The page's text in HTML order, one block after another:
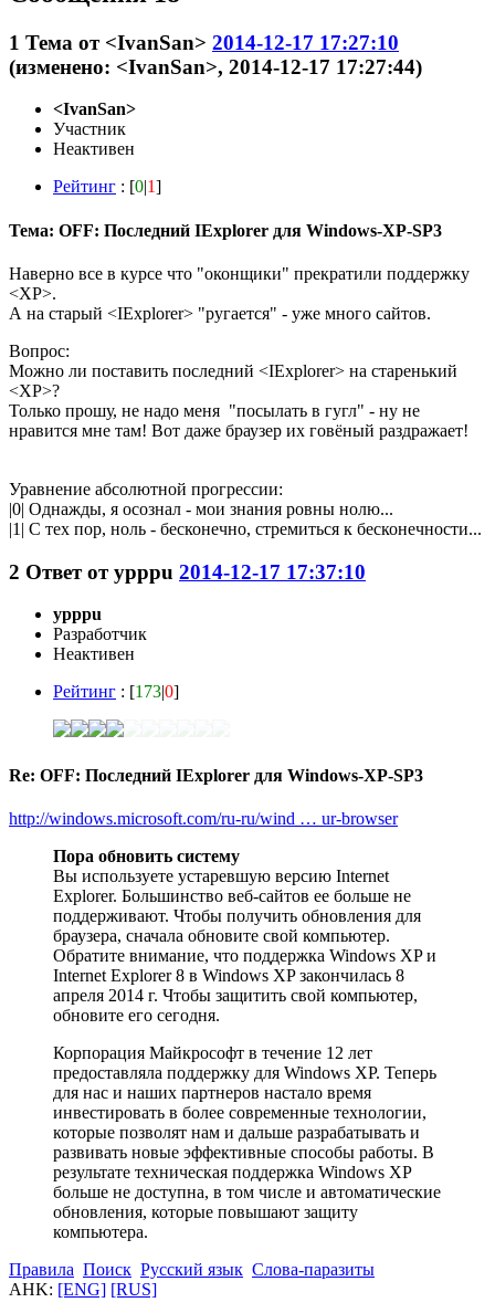
1 Тема от <IvanSan> 2014-12-17 17:27:10
(изменено: <IvanSan>, 2014-12-17 17:27:44)
<IvanSan>
Участник
Неактивен
Рейтинг : [0|1]
Тема: OFF: Последний IExplorer для Windows-XP-SP3
Наверно все в курсе что "оконщики" прекратили поддержку
<ХР>.
А на старый <IExplorer> "ругается" - уже много сайтов.
Вопрос:
Можно ли поставить последний <IExplorer> на старенький
<ХР>?
Только прошу, не надо меня "посылать в гугл" - ну не
нравится мне там! Вот даже браузер их говёный раздражает!
Уравнение абсолютной прогрессии:
|0| Однажды, я осознал - мои знания ровны нолю...
|1| С тех пор, ноль - бесконечно, стремиться к бесконечности...
2 Ответ отypppu 2014-12-17 17:37:10
ypppu
Разработчик
Неактивен
Рейтинг : [173|0]
Re: OFF: Последний IExplorer для Windows-XP-SP3
http://windows.microsoft.com/ru-ru/wind … ur-browser
Пора обновить систему
Вы используете устаревшую версию Internet
Explorer. Большинство веб-сайтов ее больше не
поддерживают. Чтобы получить обновления для
браузера, сначала обновите свой компьютер.
Обратите внимание, что поддержка Windows XP и
Internet Explorer 8 в Windows XP закончилась 8
апреля 2014 г. Чтобы защитить свой компьютер,
обновите его сегодня.
Корпорация Майкрософт в течение 12 лет
предоставляла поддержку для Windows XP. Теперь
для нас и наших партнеров настало время
инвестировать в более современные технологии,
которые позволят нам и дальше разрабатывать и
развивать новые эффективные способы работы. В
результате техническая поддержка Windows XP
больше не доступна, в том числе и автоматические
обновления, которые повышают защиту
компьютера.
Правила Поиск Русский язык Слова-паразиты
AHK: [ENG] [RUS]